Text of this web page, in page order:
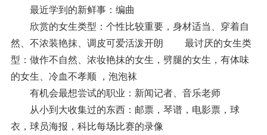
最近学到的新鲜事：编曲
欣赏的女生类型：个性比较重要，身材适当、穿着自
然、不浓装艳抹、调皮可爱活泼开朗 最讨厌的女生类
型：做作不自然、浓妆艳抹的女生，劈腿的女生，有体味
的女生、冷血不孝顺 ，泡泡袜
有机会最想尝试的职业：新闻记者、音乐老师
从小到大收集过的东西：邮票，琴谱，电影票，球
衣，球员海报，科比每场比赛的录像